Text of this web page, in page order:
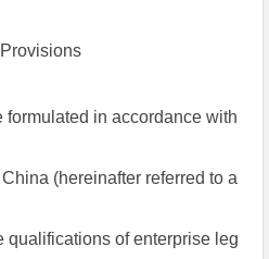
in accordance with
(hereinafter referred to a
qualifications of enterprise leg